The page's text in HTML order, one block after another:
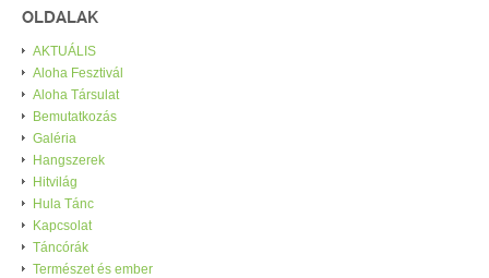
OLDALAK
AKTUÁLIS
Aloha Fesztivál
Aloha Társulat
Bemutatkozás
Galéria
Hangszerek
Hitvilág
Hula Tánc
Kapcsolat
Táncórák
Természet és ember